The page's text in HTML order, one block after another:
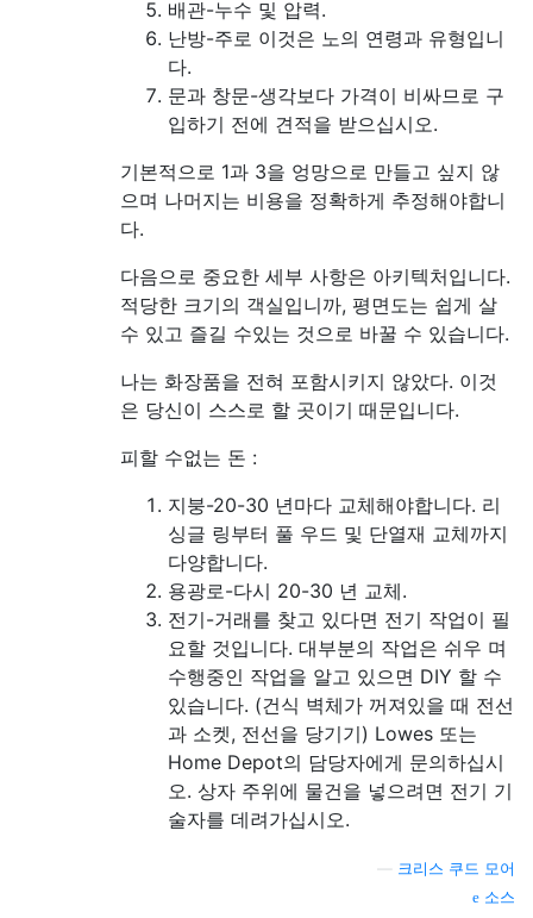
배관-누수 및 압력.
난방-주로 이것은 노의 연령과 유형입니
다.
문과 창문-생각보다 가격이 비싸므로 구
입하기 전에 견적을 받으십시오.
기본적으로 1과 3을 엉망으로 만들고 싶지 않
으며 나머지는 비용을 정확하게 추정해야합니
다.
다음으로 중요한 세부 사항은 아키텍처입니다.
적당한 크기의 객실입니까, 평면도는 쉽게 살
수 있고 즐길 수있는 것으로 바꿀 수 있습니다.
나는 화장품을 전혀 포함시키지 않았다. 이것
은 당신이 스스로 할 곳이기 때문입니다.
피할 수없는 돈 :
지붕-20-30 년마다 교체해야합니다. 리
싱글 링부터 풀 우드 및 단열재 교체까지
다양합니다.
용광로-다시 20-30 년 교체.
전기-거래를 찾고 있다면 전기 작업이 필
요할 것입니다. 대부분의 작업은 쉬우 며
수행중인 작업을 알고 있으면 DIY 할 수
있습니다. (건식 벽체가 꺼져있을 때 전선
과 소켓, 전선을 당기기) Lowes 또는
Home Depot의 담당자에게 문의하십시
오. 상자 주위에 물건을 넣으려면 전기 기
술자를 데려가십시오.
크리스 쿠드 모어
소스